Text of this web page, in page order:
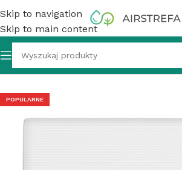
Skip to navigation
Skip to main content
ścienny TCL Elite TAC-
POPULARNE